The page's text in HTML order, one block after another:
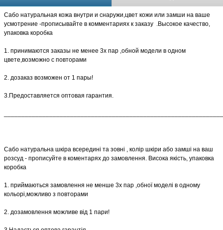
Сабо натуральная кожа внутри и снаружи,цвет кожи или замши на ваше
усмотрение -прописывайте в комментариях к заказу .Высокое качество,
упаковка коробка
1. принимаются заказы не менее 3х пар ,обной модели в одном
цвете,возможно с повторами
2. дозаказ возможен от 1 пары!
3.Предоставляется оптовая гарантия.
Сабо натуральна шкіра всередині та зовні , колір шкіри або замші на ваш
розсуд - прописуйте в коментарях до замовлення. Висока якість, упаковка
коробка
1. приймаються замовлення не менше 3х пар ,обної моделі в одному
кольорі,можливо з повторами
2. дозамовлення можливе від 1 пари!